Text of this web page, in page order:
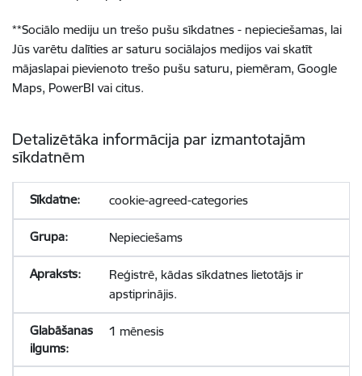
**Sociālo mediju un trešo pušu sīkdatnes - nepieciešamas, lai
Jūs varētu dalīties ar saturu sociālajos medijos vai skatīt
mājaslapai pievienoto trešo pušu saturu, piemēram, Google
Maps, PowerBI vai citus.
Detalizētāka informācija par izmantotajām
sīkdatnēm
cookie-agreed-categories
Nepieciešams
Reģistrē, kādas sīkdatnes lietotājs ir
apstiprinājis.
1 mēnesis